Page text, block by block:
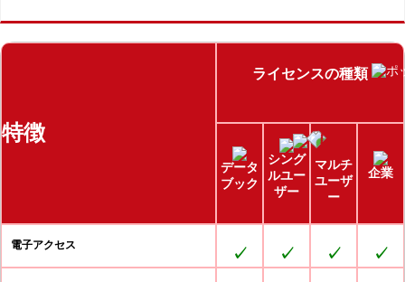
特徴
ライセンスの種類
データ
ブック
シング
ルユー
ザー
マルチ
ユーザ
ー
企業
電子アクセス ✓ ✓ ✓ ✓